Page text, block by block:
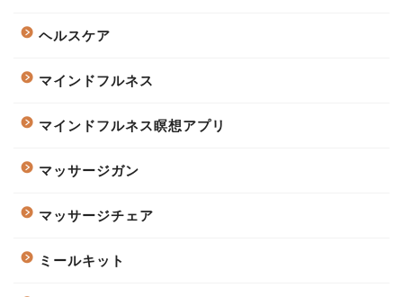
ヘルスケア
マインドフルネス
マインドフルネス瞑想アプリ
マッサージガン
マッサージチェア
ミールキット